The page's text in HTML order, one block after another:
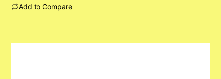
Add to Compare